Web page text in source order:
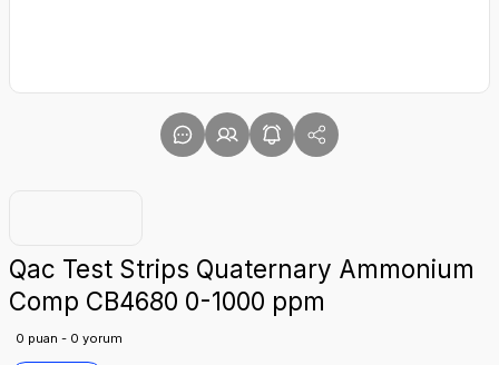
Qac Test Strips Quaternary Ammonium
Comp CB4680 0-1000 ppm
0 puan - 0 yorum